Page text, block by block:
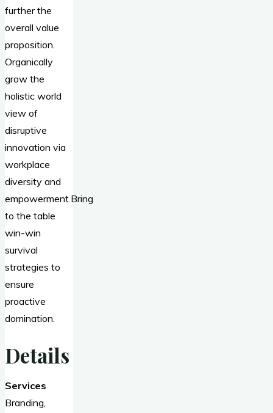
further the
overall value
proposition.
Organically
grow the
holistic world
view of
disruptive
innovation via
workplace
diversity and
empowerment.Bring
to the table
win-win
survival
strategies to
ensure
proactive
domination.
Details
Services
Branding,